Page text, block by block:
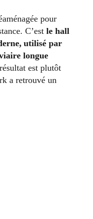
pour
C’est le hall
utilisé par
longue
est plutôt
a retrouvé un